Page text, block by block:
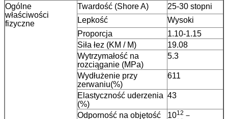
Ogólne
właściwości
fizyczne
Twardość (Shore A)
25-30 stopni
Lepkość
Wysoki
Proporcja
1.10-1.15
Siła łez (KM / M)
19.08
Wytrzymałość na
rozciąganie (MPa)
5.3
Wydłużenie przy
zerwaniu(%)
611
Elastyczność uderzenia
(%)
43
Odporność na objętość 1012 －